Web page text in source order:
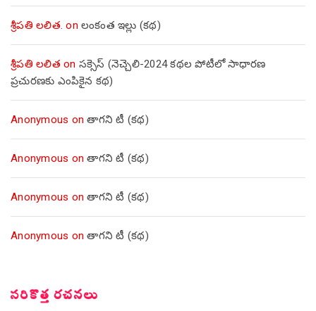
శ్రీపతి లలిత. on లంకంత ఇల్లు (కథ)
శ్రీపతి లలిత on సక్సెస్ (నెచ్చెలి-2024 కథల పోటీలో సాధారణ
ప్రచురణకు ఎంపికైన కథ)
Anonymous onతాగని టీ (కథ)
Anonymous onతాగని టీ (కథ)
Anonymous onతాగని టీ (కథ)
Anonymous onతాగని టీ (కథ)
సరికొత్త రచనలు